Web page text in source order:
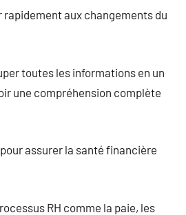
aux changements du
toutes les informations en un
une compréhension complète
assurer la santé financière
RH comme la paie, les